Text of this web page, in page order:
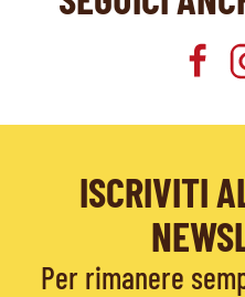
ISCRIVITI
Per rimanere